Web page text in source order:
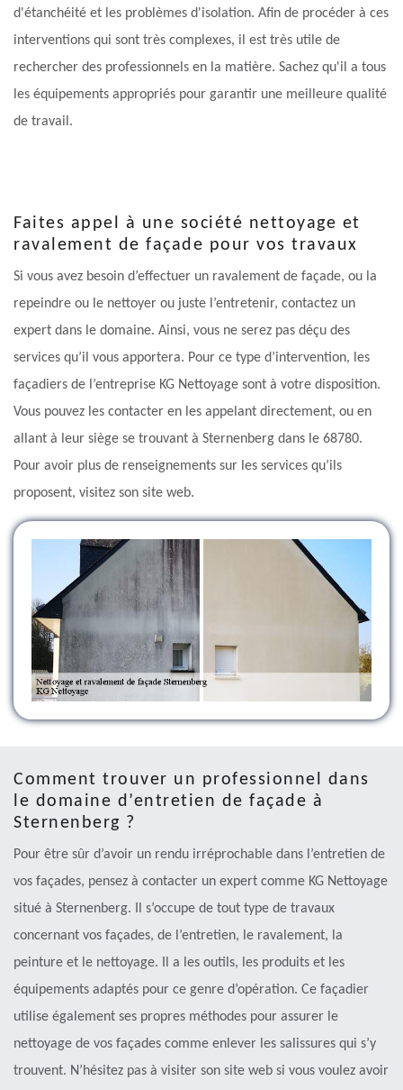
d'étanchéité et les problèmes d'isolation. Afin de procéder à ces
interventions qui sont très complexes, il est très utile de
rechercher des professionnels en la matière. Sachez qu'il a tous
les équipements appropriés pour garantir une meilleure qualité
de travail.
Faites appel à une société nettoyage et
ravalement de façade pour vos travaux
Si vous avez besoin d’effectuer un ravalement de façade, ou la
repeindre ou le nettoyer ou juste l’entretenir, contactez un
expert dans le domaine. Ainsi, vous ne serez pas déçu des
services qu’il vous apportera. Pour ce type d’intervention, les
façadiers de l’entreprise KG Nettoyage sont à votre disposition.
Vous pouvez les contacter en les appelant directement, ou en
allant à leur siège se trouvant à Sternenberg dans le 68780.
Pour avoir plus de renseignements sur les services qu’ils
proposent, visitez son site web.
Comment trouver un professionnel dans
le domaine d’entretien de façade à
Sternenberg ?
Pour être sûr d’avoir un rendu irréprochable dans l’entretien de
vos façades, pensez à contacter un expert comme KG Nettoyage
situé à Sternenberg. Il s’occupe de tout type de travaux
concernant vos façades, de l’entretien, le ravalement, la
peinture et le nettoyage. Il a les outils, les produits et les
équipements adaptés pour ce genre d’opération. Ce façadier
utilise également ses propres méthodes pour assurer le
nettoyage de vos façades comme enlever les salissures qui s’y
trouvent. N’hésitez pas à visiter son site web si vous voulez avoir